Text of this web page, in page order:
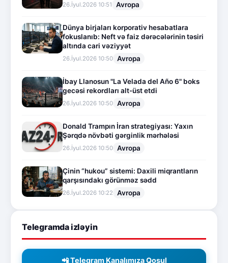
26.İyul.2026 10:51 Avropa
Dünya birjaları korporativ hesabatlara
fokuslanıb: Neft və faiz dərəcələrinin təsiri
altında cari vəziyyət
26.İyul.2026 10:50 Avropa
İbay Llanosun "La Velada del Año 6" boks
gecəsi rekordları alt-üst etdi
26.İyul.2026 10:50 Avropa
Donald Trampın İran strategiyası: Yaxın
Şərqdə növbəti gərginlik mərhələsi
26.İyul.2026 10:50 Avropa
Çinin “hukou” sistemi: Daxili miqrantların
qarşısındakı görünməz sədd
26.İyul.2026 10:22 Avropa
Telegramda izləyin
📲 Telegram Kanalımıza Qoşul